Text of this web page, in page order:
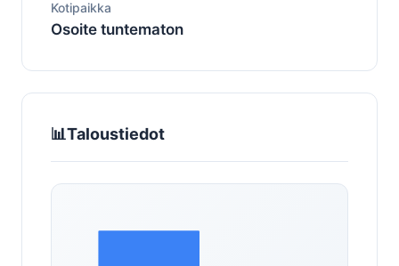
Kotipaikka
Osoite tuntematon
📊Taloustiedot